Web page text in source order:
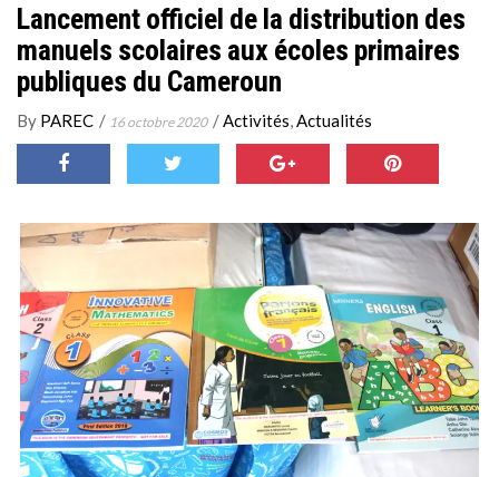
ACTIVITÉS
DOCUMENTS
MARCHÉS
MÉDIA
LANGUES
Lancement officiel de la distribution des
manuels scolaires aux écoles primaires
publiques du Cameroun
By PAREC / 16 octobre 2020 /Activités,Actualités